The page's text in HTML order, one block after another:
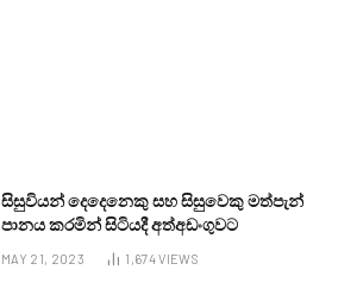
සිසුවියන් දෙදෙනෙකු සහ සිසුවෙකු මත්පැන්
පානය කරමින් සිටියදී අත්අඩංගුවට
MAY 21, 2023 1,674VIEWS